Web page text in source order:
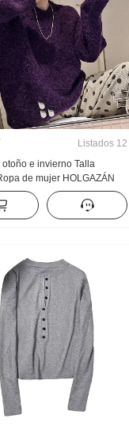
Listados 12
otoño e invierno Talla
de mujer HOLGAZÁN
Pelo Suéter Interior Partido
Sentido Super Bonito
tejido de punto Jersey de